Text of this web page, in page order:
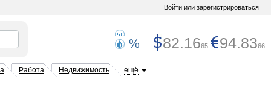
Войти или зарегистрироваться
% 82.1665 94.8366
Работа Недвижимость ещё